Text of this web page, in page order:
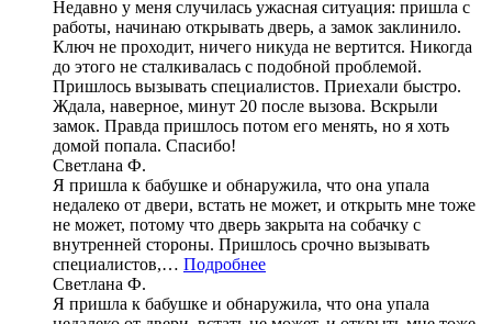
Недавно у меня случилась ужасная ситуация: пришла с
работы, начинаю открывать дверь, а замок заклинило.
Ключ не проходит, ничего никуда не вертится. Никогда
до этого не сталкивалась с подобной проблемой.
Пришлось вызывать специалистов. Приехали быстро.
Ждала, наверное, минут 20 после вызова. Вскрыли
замок. Правда пришлось потом его менять, но я хоть
домой попала. Спасибо!
Светлана Ф.
Я пришла к бабушке и обнаружила, что она упала
недалеко от двери, встать не может, и открыть мне тоже
не может, потому что дверь закрыта на собачку с
внутренней стороны. Пришлось срочно вызывать
специалистов,… Подробнее
Светлана Ф.
Я пришла к бабушке и обнаружила, что она упала